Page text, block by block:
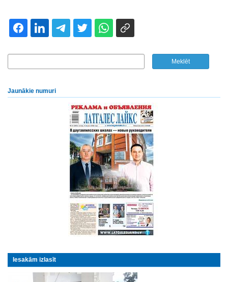
Jaunākie numuri
Iesakām izlasīt